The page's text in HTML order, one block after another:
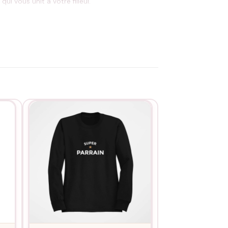
d’être parrain au quotidien.
service de personnalisation
son usage régulier.